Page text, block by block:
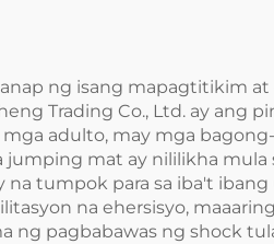
ng isang mapagtitikim
Trading Co., Ltd. ay ang
adulto, may mga
mat ay nililikha
tumpok para sa iba't
na ehersisyo,
ng pagbabawas ng shock